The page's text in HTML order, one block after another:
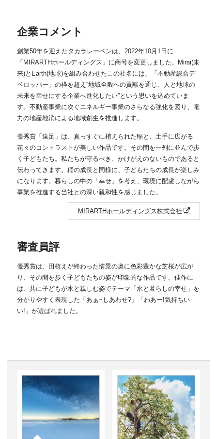
企業コメント
創業50年を迎えたタカラレーベンは、2022年10月1日に
「MIRARTHホールディングス」に商号を変更しました。Mirai(未
来)とEarth(地球)を組み合わせたこの社名には、「不動産総合デ
ベロッパー」の枠を超え“地域全般への貢献を通じ、人と地球の
未来を幸せにする企業へ進化したい”という思いを込めていま
す。不動産事業に次ぐエネルギー事業のさらなる強化を図り、電
力の地産地消による地域創生を推進します。
優秀賞「遠足」は、真っすぐに植えられた稲と、土手に広がる
花々のコントラストが美しい作品です。その間を一列に並んで歩
く子どもたち。私たちが守るべき、かけがえのないものであると
伝わってきます。稲の成長と同様に、子どもたちの成長が楽しみ
になります。暮らしの中の「幸せ」を考え、環境に配慮しながら
事業を推進する当社との深い親和性を感じました。
MIRARTHホールディングス株式会社
審査員評
優秀賞は、田植えが終わった情景の奥に色彩豊かな芝桜が広が
り、その間を歩く子どもたちの姿が印象的な作品です。佳作に
は、共に子どもが水と親しむ姿でテーマ「水と暮らしの幸せ」を
分かりやすく表現した「あぁ~しあわせ?」「わあー!気持ちい
い!」が選ばれました。